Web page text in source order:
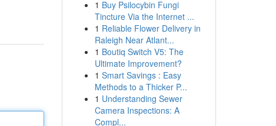
1 Buy Psilocybin Fungi
Tincture Via the Internet ...
1 Reliable Flower Delivery in
Raleigh Near Atlant...
1 Boutiq Switch V5: The
Ultimate Improvement?
1 Smart Savings : Easy
Methods to a Thicker P...
1 Understanding Sewer
Camera Inspections: A
Compl...